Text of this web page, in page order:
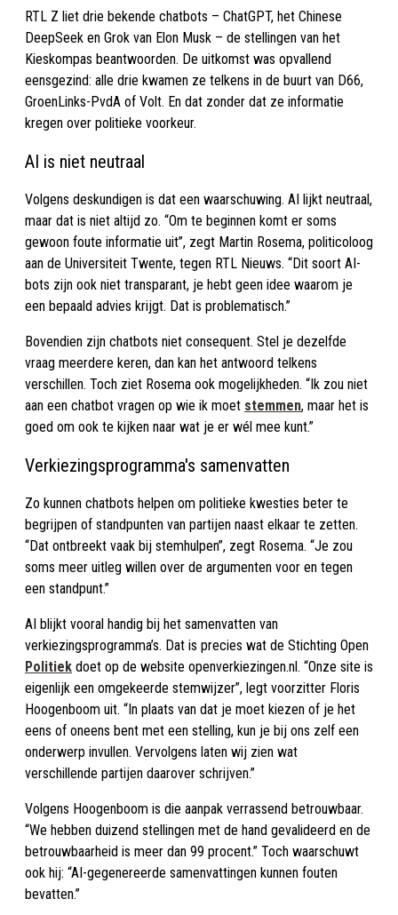
RTL Z liet drie bekende chatbots – ChatGPT, het Chinese
DeepSeek en Grok van Elon Musk – de stellingen van het
Kieskompas beantwoorden. De uitkomst was opvallend
eensgezind: alle drie kwamen ze telkens in de buurt van D66,
GroenLinks-PvdA of Volt. En dat zonder dat ze informatie
kregen over politieke voorkeur.
AI is niet neutraal
Volgens deskundigen is dat een waarschuwing. AI lijkt neutraal,
maar dat is niet altijd zo. “Om te beginnen komt er soms
gewoon foute informatie uit”, zegt Martin Rosema, politicoloog
aan de Universiteit Twente, tegen RTL Nieuws. “Dit soort AI-
bots zijn ook niet transparant, je hebt geen idee waarom je
een bepaald advies krijgt. Dat is problematisch.”
Bovendien zijn chatbots niet consequent. Stel je dezelfde
vraag meerdere keren, dan kan het antwoord telkens
verschillen. Toch ziet Rosema ook mogelijkheden. “Ik zou niet
aan een chatbot vragen op wie ik moet stemmen, maar het is
goed om ook te kijken naar wat je er wél mee kunt.”
Verkiezingsprogramma's samenvatten
Zo kunnen chatbots helpen om politieke kwesties beter te
begrijpen of standpunten van partijen naast elkaar te zetten.
“Dat ontbreekt vaak bij stemhulpen”, zegt Rosema. “Je zou
soms meer uitleg willen over de argumenten voor en tegen
een standpunt.”
AI blijkt vooral handig bij het samenvatten van
verkiezingsprogramma’s. Dat is precies wat de Stichting Open
Politiek doet op de website openverkiezingen.nl. “Onze site is
eigenlijk een omgekeerde stemwijzer”, legt voorzitter Floris
Hoogenboom uit. “In plaats van dat je moet kiezen of je het
eens of oneens bent met een stelling, kun je bij ons zelf een
onderwerp invullen. Vervolgens laten wij zien wat
verschillende partijen daarover schrijven.”
Volgens Hoogenboom is die aanpak verrassend betrouwbaar.
“We hebben duizend stellingen met de hand gevalideerd en de
betrouwbaarheid is meer dan 99 procent.” Toch waarschuwt
ook hij: “AI-gegenereerde samenvattingen kunnen fouten
bevatten.”